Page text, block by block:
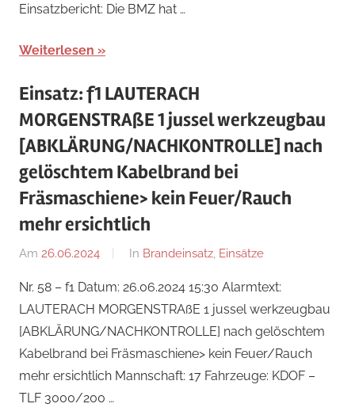
Einsatzbericht: Die BMZ hat …
Weiterlesen
Einsatz: f1 LAUTERACH
MORGENSTRAßE 1 jussel werkzeugbau
[ABKLÄRUNG/NACHKONTROLLE] nach
gelöschtem Kabelbrand bei
Fräsmaschiene> kein Feuer/Rauch
mehr ersichtlich
Am 26.06.2024
Von
Steiner
In Brandeinsatz, Einsätze
Nr. 58 – f1 Datum: 26.06.2024 15:30 Alarmtext:
LAUTERACH MORGENSTRAßE 1 jussel werkzeugbau
[ABKLÄRUNG/NACHKONTROLLE] nach gelöschtem
Kabelbrand bei Fräsmaschiene> kein Feuer/Rauch
mehr ersichtlich Mannschaft: 17 Fahrzeuge: KDOF –
TLF 3000/200 …